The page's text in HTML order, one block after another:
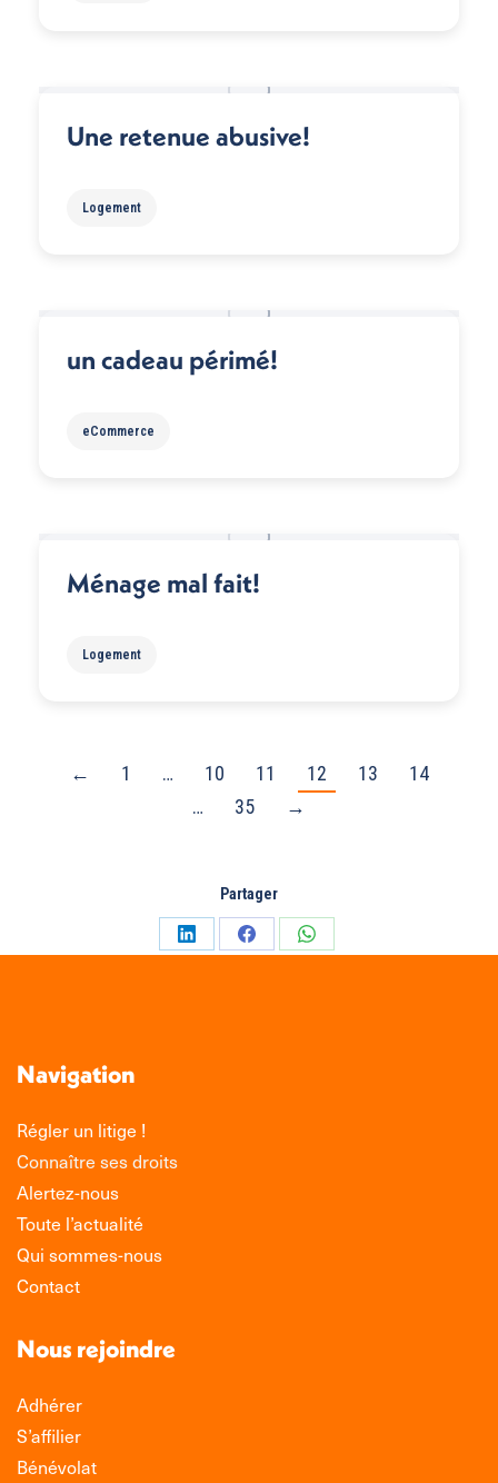
Une retenue abusive!
Logement
un cadeau périmé!
eCommerce
Ménage mal fait!
Logement
← 1 … 10 11 12 13
14
…
35 →
Partager
PartagerPartagerPartager
Navigation
Régler un litige !
Connaître ses droits
Alertez-nous
Toute l’actualité
Qui sommes-nous
Contact
Nous rejoindre
Adhérer
S’affilier
Bénévolat